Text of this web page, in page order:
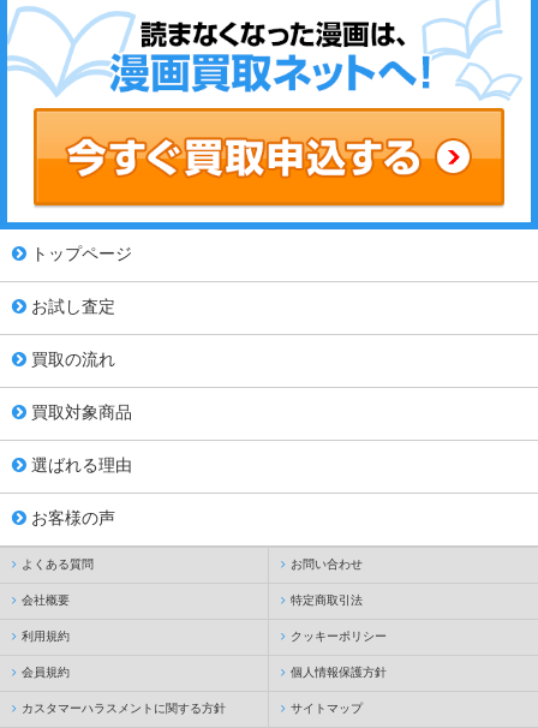
トップページ
お試し査定
買取の流れ
買取対象商品
選ばれる理由
お客様の声
よくある質問 お問い合わせ
会社概要 特定商取引法
利用規約 クッキーポリシー
会員規約 個人情報保護方針
カスタマーハラスメントに関する方針 サイトマップ